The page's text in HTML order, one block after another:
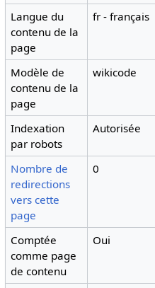
Langue du
contenu de la
page
fr - français
Modèle de
contenu de la
page
wikicode
Indexation
par robots
Autorisée
Nombre de
redirections
vers cette
page
0
Comptée
comme page
de contenu
Oui